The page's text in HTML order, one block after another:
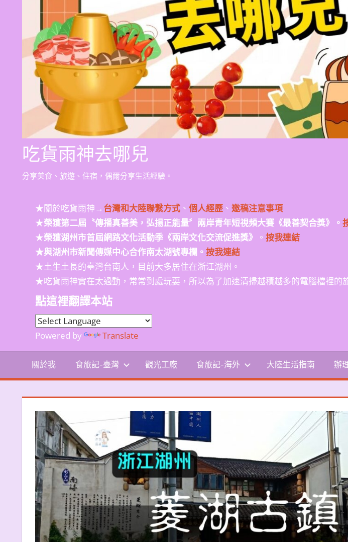
吃貨雨神去哪兒
分享美食、旅遊、住宿，偶爾分享生活經驗。
★關於吃貨雨神→台灣和大陸聯繫方式、 個人經歷、 邀稿注意事項
★榮獲第二屆〝傳播真善美，弘揚正能量〞兩岸青年短視頻大賽《最善契合獎》。
★榮獲湖州市首屆網路文化活動季《兩岸文化交流促進獎》 。 按我連結
★與湖州市新聞傳媒中心合作南太湖號專欄。 按我連結
★土生土長的臺灣台南人，目前大多居住在浙江湖州。
★吃貨雨神實在太過動，常常到處玩耍，所以為了加速清掃越積越多的電腦檔裡的
點這裡翻譯本站
Powered by Translate
關於我 食旅記-臺灣 觀光工廠 食旅記-海外 大陸生活指南 辦